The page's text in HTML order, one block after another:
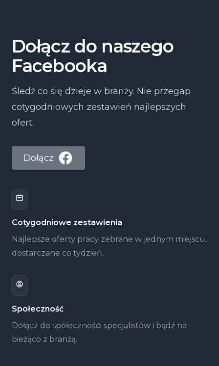
Dołącz do naszego
Facebooka
Śledź co się dzieje w branży. Nie przegap
cotygodniowych zestawień najlepszych
ofert.
Dołącz
Cotygodniowe zestawienia
Najlepsze oferty pracy zebrane w jednym miejscu,
dostarczane co tydzień.
Społeczność
Dołącz do społeczności specjalistów i bądź na
bieżąco z branżą.